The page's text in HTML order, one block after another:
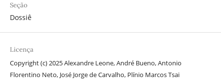
Seção
Dossiê
Licença
Copyright (c) 2025 Alexandre Leone, André Bueno, Antonio
Florentino Neto, José Jorge de Carvalho, Plínio Marcos Tsai